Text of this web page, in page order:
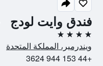
فندق وايت لودج
4 نجوم
ويندرمير، المملكة المتحدة
+44 153 944 3624